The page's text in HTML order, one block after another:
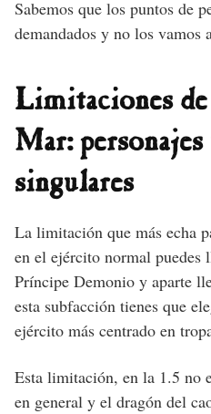
Sabemos que los puntos de
demandados y no los vamos
Limitaciones
Mar:
singulares
La limitación que más echa
en el ejército normal puedes
Príncipe Demonio y aparte
esta subfacción tienes que
ejército más centrado en
Esta limitación, en la 1.5 no
en general y el dragón del